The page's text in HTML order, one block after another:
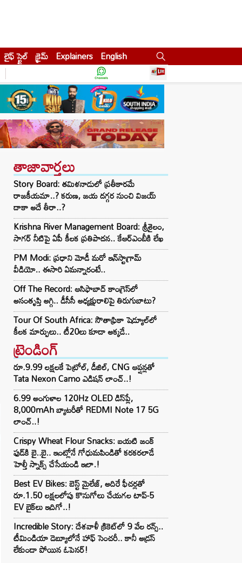
లైఫ్ స్టైల్ క్రైమ్ Explainers English
తాజావార్తలు
Story Board: తమిళనాడులో ప్రతీకారమే
రాజకీయమా..? కరుణ, జయ దగ్గర నుంచి విజయ్
దాకా అదే తీరా..?
Krishna River Management Board: శ్రీశైలం,
సాగర్ నీటిపై ఏపీ కీలక ప్రతిపాదన.. కేఆర్ఎంబీకి లేఖ
PM Modi: ప్రధాని మోడీ మరో ఇన్‌స్టాగ్రామ్
వీడియో.. ఈసారి ఏమన్నారంటే..
Off The Record: ఆసిఫాబాద్ కాంగ్రెస్‌లో
అసంతృప్తి అగ్గి.. డీసీసీ అధ్యక్షురాలిపై తిరుగుబాటు?
Tour Of South Africa: సౌతాఫ్రికా షెడ్యూల్‌లో
కీలక మార్పులు.. టీ20లు కూడా అక్కడే..
ట్రెండింగ్‌
రూ.9.99 లక్షలకే పెట్రోల్, డీజిల్, CNG ఆప్షన్లతో
Tata Nexon Camo ఎడిషన్ లాంచ్..!
6.99 అంగుళాల 120Hz OLED డిస్‌ప్లే,
8,000mAh బ్యాటరీతో REDMI Note 17 5G
లాంచ్..!
Crispy Wheat Flour Snacks: బయటి జంక్
ఫుడ్‌కి బై..బై.. ఇంట్లోనే గోధుమపిండితో కరకరలాడే
హెల్తీ స్నాక్స్ చేసేయండి ఇలా.!
Best EV Bikes: బెస్ట్ మైలేజ్, అదిరే ఫీచర్లతో
రూ.1.50 లక్షలలోపు కొనుగోలు చేయగల టాప్-5
EV బైక్‌లు ఇదిగో..!
Incredible Story: దేశవాళీ క్రికెట్‌లో 9 వేల రన్స్..
టీమిండియా డెబ్యూలోనే హాఫ్ సెంచరీ.. కానీ అడ్రస్
లేకుండా పోయిన ఓపెనర్!